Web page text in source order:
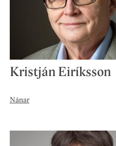
Kristján Eiríksson
Nánar